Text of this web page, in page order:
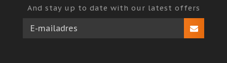
And stay up to date with our latest offers